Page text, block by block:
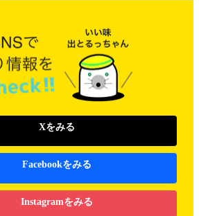
Xをみる
Facebookをみる
Instagramをみる